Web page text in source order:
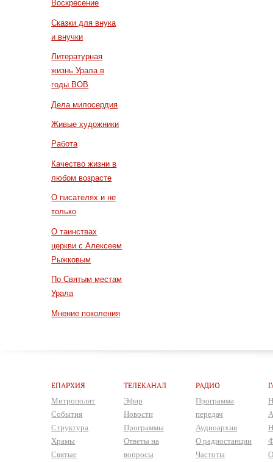
Воскресение
Сказки для внука
и внучки
Литературная
жизнь Урала в
годы ВОВ
Дела милосердия
Живые художники
Работа
Качество жизни в
любом возрасте
О писателях и не
только
О таинствах
церкви с Алексеем
Рыжковым
По Святым местам
Урала
Мнение поколения
ЕПАРХИЯ
Митрополит
События
Структура
Храмы
Святые
ТЕЛЕКАНАЛ
Эфир
Новости
Программы
Ответы на
вопросы
РАДИО
Программа
передач
Аудиоархив
О радиостанции
Частоты